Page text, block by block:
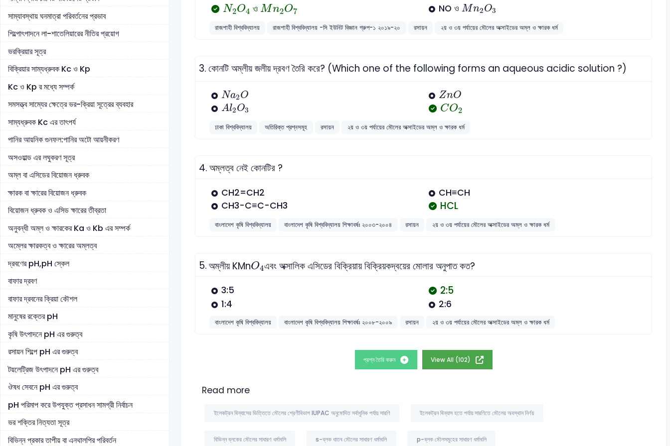
সাম্যাবস্থায় ঘনমাত্রা পরিবর্তনের প্রভাব
শিল্পোৎপাদনে লা-শাতেলিয়ারের নীতির প্রয়োগ
ভরক্রিয়ার সূত্র
বিক্রিয়ার সাম্যধ্রুবক Kc ও Kp
Kc ও Kp র মধ্যে সম্পর্ক
সমসত্ত্ব সাম্যের ক্ষেত্রে ভর-ক্রিয়া সূত্রের ব্যবহার
সাম্যধ্রুবক Kc এর তাৎপর্য
পানির আয়নিক গুনফল:পানির অটো আয়নীকরণ
অসওয়াল্ড এর লঘুকরণ সূত্র
অম্ল বা এসিডের বিয়োজন ধ্রুবক
ক্ষারক বা ক্ষারের বিয়োজন ধ্রুবক
বিয়োজন ধ্রুবক ও এসিড ক্ষারের তীব্রতা
অনুবন্ধী অম্ল ও ক্ষারকের Ka ও Kb এর সম্পর্ক
অম্লের ক্ষারকত্ব ও ক্ষারের অম্লত্ব
দ্রবণের pH,pH স্কেল
বাফার দ্রবণ
বাফার দ্রবনের ক্রিয়া কৌশল
মানুষের রক্তের pH
কৃষি উৎপাদনে pH এর গুরুত্ব
রসায়ন শিল্পে pH এর গুরুত্ব
টয়লেট্রিজ উৎপাদনে pH এর গুরুত্ব
ঔষধ সেবনে pH এর গুরুত্ব
pH পরিমাপ করে উপযুক্ত প্রসাধন সামগ্রী নির্বাচন
ভর শক্তির নিত্যতা সূত্র
বিভিন্ন প্রকার তাপীয় বা এনথালপির পরিবর্তন
N2O4
N2O 4ও Mn2O7
Mn2 O7 NO ও Mn2O3
Mn O
রাজশাহী বিশ্ববিদ্যালয় রাজশাহী বিশ্ববিদ্যালয় -সি ইউনিট বিজ্ঞান গ্রুপ-১ ২০১৯-২০ রসায়ন ২য় ও ৩য় পর্যায়ের মৌলের অক্সাইডের অম্ল ও ক্ষারক ধর্ম
3.কোনটি অম্লীয় জলীয় দ্রবণ তৈরি করে? (Which one of the following forms an aqueous acidic solution ?)
Na2O
Na 2O ZnO
ZnO
Al2O3
Al2O3 CO2
CO2
ঢাকা বিশ্ববিদ্যালয় অতিরিক্ত প্রশ্নসমূহ রসায়ন ২য় ও ৩য় পর্যায়ের মৌলের অক্সাইডের অম্ল ও ক্ষারক ধর্ম
4.অম্লত্ব নেই কোনটির ?
CH2=CH2
CH≡CH
CH3-C≡C-CH3
HCL
বাংলাদেশ কৃষি বিশ্ববিদ্যালয় বাংলাদেশ কৃষি বিশ্ববিদ্যালয় শিক্ষাবর্ষঃ ২০০৩-২০০৪ রসায়ন ২য় ও ৩য় পর্যায়ের মৌলের অক্সাইডের অম্ল ও ক্ষারক ধর্ম
5.অম্লীয় KMnO4
O4এবং অক্সালিক এসিডের বিক্রিয়ায় বিক্রিয়কদ্বয়ের মোলার অনুপাত কত?
3:5 2:5
1:4 2:6
বাংলাদেশ কৃষি বিশ্ববিদ্যালয় বাংলাদেশ কৃষি বিশ্ববিদ্যালয় শিক্ষাবর্ষঃ ২০০৮-২০০৯ রসায়ন ২য় ও ৩য় পর্যায়ের মৌলের অক্সাইডের অম্ল ও ক্ষারক ধর্ম
প্রশ্ন তৈরি করুন View All (102)
Read more
ইলেকট্রন বিন্যাসের ভিত্তিতে মৌলের শ্রেণীবিভাগ IUPAC অনুমোদিত সর্বাধুনিক পর্যায় সারণি ইলেকট্রন বিন্যাস হতে পর্যায় সারণিতে মৌলের অবস্থান নির্ণয়
বিভিন্ন ব্লকের মৌলের সাধারণ ধর্মাবলি s-ব্লক ধাতব মৌলের সাধারণ ধর্মাবলি p-ব্লক মৌলসমূহের সাধারণ ধর্মাবলি